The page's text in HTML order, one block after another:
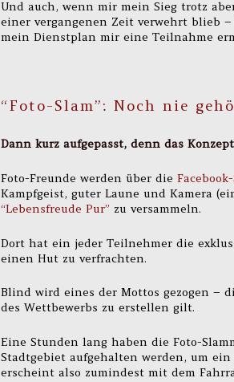
Und auch, wenn mir mein Sieg trotz
einer vergangenen Zeit verwehrt blieb
mein Dienstplan mir eine Teilnahme
“Foto-Slam”: Noch nie
Dann kurz aufgepasst, denn das
Foto-Freunde werden über die
Kampfgeist, guter Laune und Kamera
“Lebensfreude Pur” zu versammeln.
Dort hat ein jeder Teilnehmer die
einen Hut zu verfrachten.
Blind wird eines der Mottos gezogen –
des Wettbewerbs zu erstellen gilt.
Eine Stunden lang haben die Foto-
Stadtgebiet aufgehalten werden, um
erscheint also zumindest mit dem